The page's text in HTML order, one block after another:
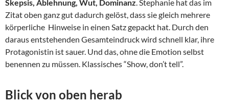
Skepsis, Ablehnung, Wut, Dominanz. Stephanie hat das im
Zitat oben ganz gut dadurch gelöst, dass sie gleich mehrere
körperliche Hinweise in einen Satz gepackt hat. Durch den
daraus entstehenden Gesamteindruck wird schnell klar, ihre
Protagonistin ist sauer. Und das, ohne die Emotion selbst
benennen zu müssen. Klassisches “Show, don’t tell”.
Blick von oben herab